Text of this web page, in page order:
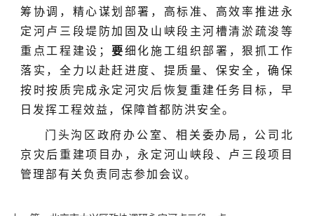
筹协调，精心谋划部署，高标准、高效率推进永
定河卢三段堤防加固及山峡段主河槽清淤疏浚等
重点工程建设； 要细化施工组织部署，狠抓工作
落实，全力以赴赶进度、提质量、保安全，确保
按时按质完成永定河灾后恢复重建任务目标，早
日发挥工程效益，保障首都防洪安全。
门头沟区政府办公室、相关委办局，公司北
京灾后重建项目办，永定河山峡段、卢三段项目
管理部有关负责同志参加会议。